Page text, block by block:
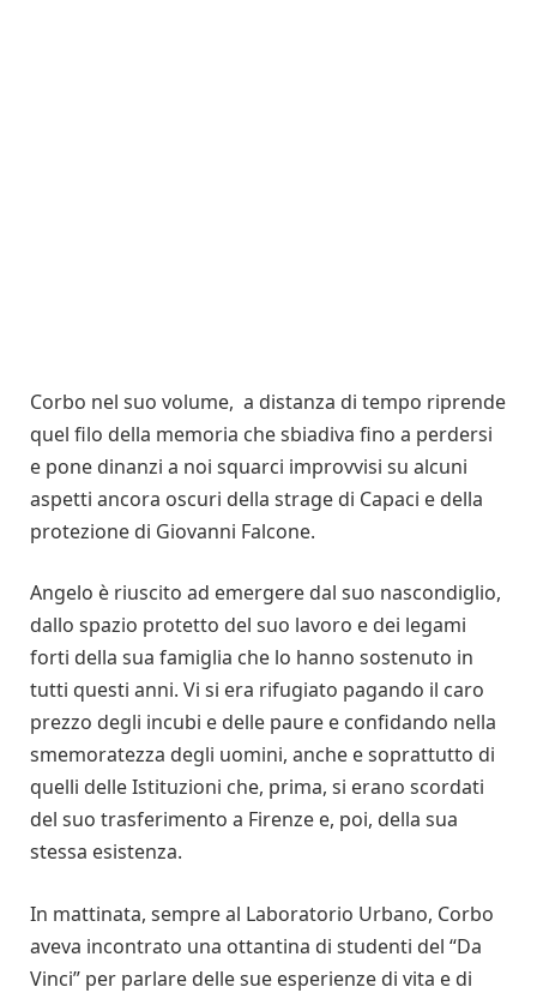
Corbo nel suo volume, a distanza di tempo riprende
quel filo della memoria che sbiadiva fino a perdersi
e pone dinanzi a noi squarci improvvisi su alcuni
aspetti ancora oscuri della strage di Capaci e della
protezione di Giovanni Falcone.
Angelo è riuscito ad emergere dal suo nascondiglio,
dallo spazio protetto del suo lavoro e dei legami
forti della sua famiglia che lo hanno sostenuto in
tutti questi anni. Vi si era rifugiato pagando il caro
prezzo degli incubi e delle paure e confidando nella
smemoratezza degli uomini, anche e soprattutto di
quelli delle Istituzioni che, prima, si erano scordati
del suo trasferimento a Firenze e, poi, della sua
stessa esistenza.
In mattinata, sempre al Laboratorio Urbano, Corbo
aveva incontrato una ottantina di studenti del “Da
Vinci” per parlare delle sue esperienze di vita e di